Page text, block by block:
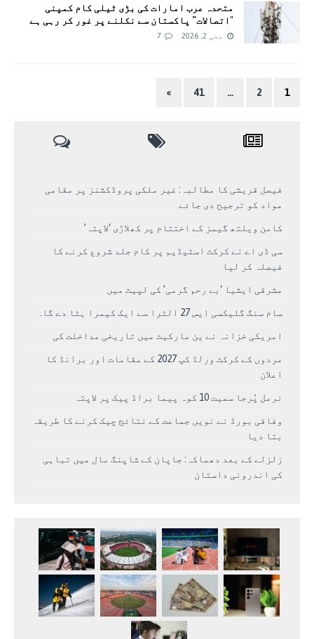
متحدہ عرب امارات کی بڑی ٹیلی کام کمپنی
"اتصالات” پاکستان سے نکلنے پر غور کر رہی ہے
مئی 2, 2026 7
1
2
…
41
»
فیصل قریشی کا مطالبہ: غیر ملکی پروڈکشنز پر مقامی
مواد کو ترجیح دی جائے
کامن ویلتھ گیمز کے اختتام پر کھلاڑی ‘لاپتہ’
سی ڈی اے نے کرکٹ اسٹیڈیم پر کام جلد شروع کرنے کا
فیصلہ کر لیا
مشرقی ایشیا ‘بے رحم گرمی’ کی لپیٹ میں
سام سنگ گلیکسی ایس 27 الٹرا سے ایک کیمرا ہٹا دے گا.
امریکی خزانہ نے ین مارکیٹ میں تاریخی مداخلت کی
مردوں کے کرکٹ ورلڈ کپ 2027 کے مقامات اور برانڈ کا
اعلان
نرمل پُرجا سمیت 10 کوہ پیما براڈ پیک پر لاپتہ
وفاقی بورڈ نے نویں جماعت کے نتائج چیک کرنے کا طریقہ
بتا دیا
زلزلے کے بعد دھماکہ: جاپان کے شاپنگ مال میں تباہی
کی اندرونی داستان